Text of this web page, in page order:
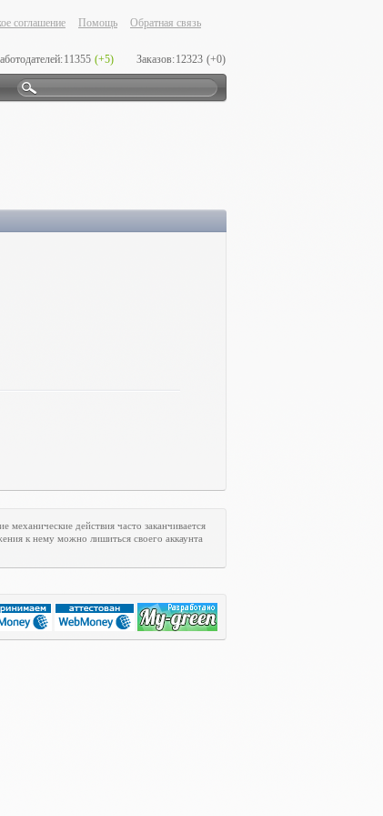
соглашение Помощь Обратная связь
11355 (+5) Заказов:12323 (+0)
механические действия часто заканчивается
к нему можно лишиться своего аккаунта